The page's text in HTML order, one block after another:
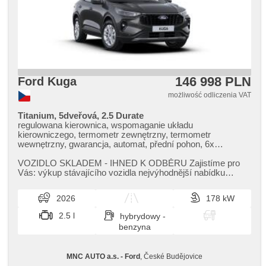
Ford Kuga 146 998 PLN
możliwość odliczenia VAT
Titanium, 5dveřová, 2.5 Durate
regulowana kierownica, wspomaganie układu
kierowniczego, termometr zewnętrzny, termometr
wewnętrzny, gwarancja, automat, přední pohon, 6x
digitální příjem rádia (DAB), Android Auto, Apple CarPlay,
hands free, komputer pokładowy, digitální přístrojový štít,
bezdrátová nabíječka mobilních telefonů, klimatronic, 2
strefowa klimatyzacja, el. opuszczane szyby, czujnik
deszczu, czujnik reflektorów, LED denní svícení, światła do
jazdy dziennej, reflektory LED, automatické přepínání
dálkových světel, halogeny, lampy tylne LED, nouzové
parkovací kamera, elektronická ruční brzda, ABS,
VOZIDLO SKLADEM ​- IHNED K ODBĚRU Zajistíme pro
Vás: výkup stávajícího vozidla nejvýhodnější nabídku
2026
178 kW
2.5 l
hybrydowy -
benzyna
MNC AUTO a.s. - Ford , České Budějovice